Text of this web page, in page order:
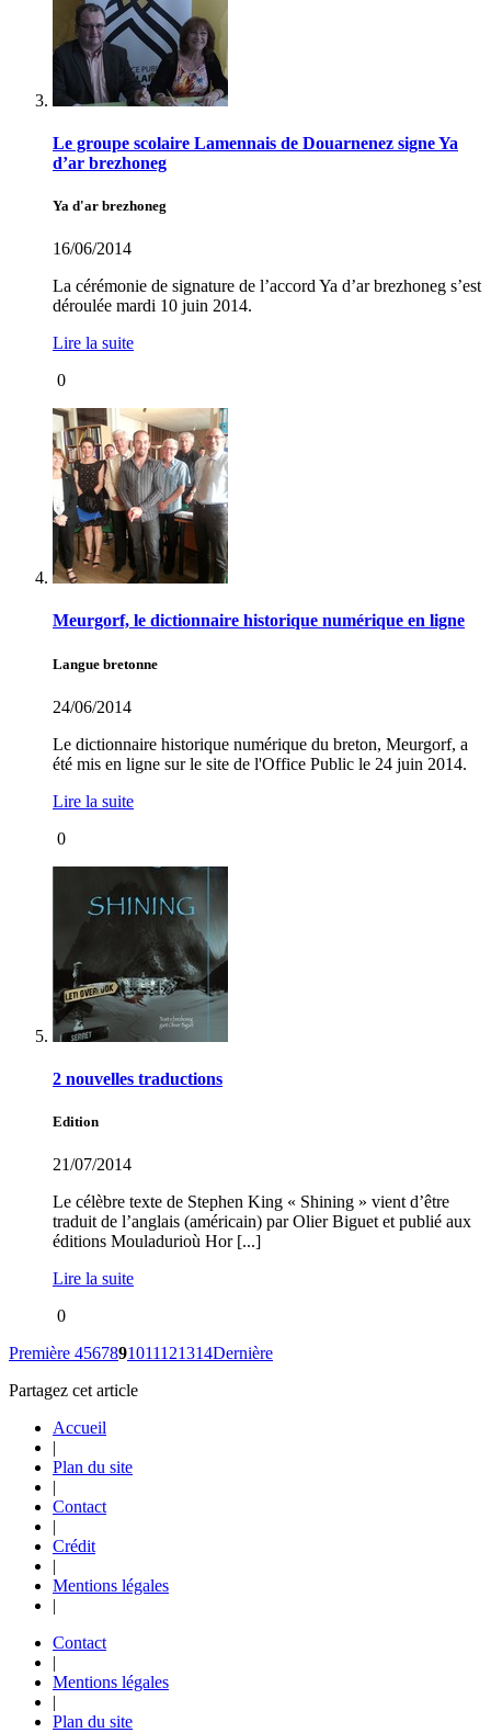
Le groupe scolaire Lamennais de Douarnenez signe Ya
d’ar brezhoneg
Ya d'ar brezhoneg
16/06/2014
La cérémonie de signature de l’accord Ya d’ar brezhoneg s’est
déroulée mardi 10 juin 2014.
Lire la suite
0
Meurgorf, le dictionnaire historique numérique en ligne
Langue bretonne
24/06/2014
Le dictionnaire historique numérique du breton, Meurgorf, a
été mis en ligne sur le site de l'Office Public le 24 juin 2014.
Lire la suite
0
2 nouvelles traductions
Edition
21/07/2014
Le célèbre texte de Stephen King « Shining » vient d’être
traduit de l’anglais (américain) par Olier Biguet et publié aux
éditions Mouladurioù Hor [...]
Lire la suite
0
Première 4567891011121314Dernière
Partagez cet article
Accueil
|
Plan du site
|
Contact
|
Crédit
|
Mentions légales
|
Contact
|
Mentions légales
|
Plan du site